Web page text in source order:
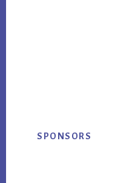
Sidebar
SPONSORS